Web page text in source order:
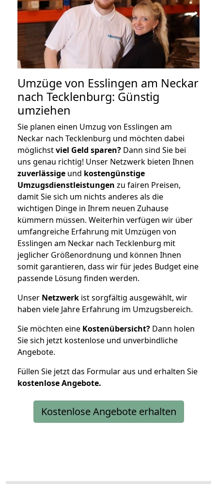
Umzüge von Esslingen am Neckar
nach Tecklenburg: Günstig
umziehen
Sie planen einen Umzug von Esslingen am
Neckar nach Tecklenburg und möchten dabei
möglichstviel Geld sparen? Dann sind Sie bei
uns genau richtig! Unser Netzwerk bieten Ihnen
zuverlässige und kostengünstige
Umzugsdienstleistungen zu fairen Preisen,
damit Sie sich um nichts anderes als die
wichtigen Dinge in Ihrem neuen Zuhause
kümmern müssen. Weiterhin verfügen wir über
umfangreiche Erfahrung mit Umzügen von
Esslingen am Neckar nach Tecklenburg mit
jeglicher Größenordnung und können Ihnen
somit garantieren, dass wir für jedes Budget eine
passende Lösung finden werden.
Unser Netzwerk ist sorgfältig ausgewählt, wir
haben viele Jahre Erfahrung im Umzugsbereich.
Sie möchten eine Kostenübersicht? Dann holen
Sie sich jetzt kostenlose und unverbindliche
Angebote.
Füllen Sie jetzt das Formular aus und erhalten Sie
kostenloseAngebote.
Kostenlose Angebote erhalten